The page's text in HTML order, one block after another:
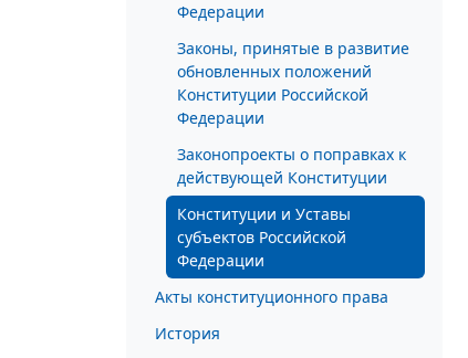
Федерации
Законы, принятые в развитие
обновленных положений
Конституции Российской
Федерации
Законопроекты о поправках к
действующей Конституции
Конституции и Уставы
субъектов Российской
Федерации
Акты конституционного права
История